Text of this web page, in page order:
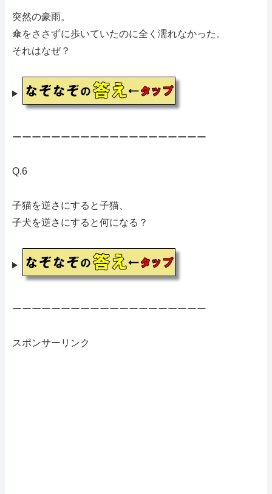
突然の豪雨。
傘をささずに歩いていたのに全く濡れなかった。
それはなぜ？
ーーーーーーーーーーーーーーーーーーーー
Q.6
子猫を逆さにすると子猫、
子犬を逆さにすると何になる？
ーーーーーーーーーーーーーーーーーーーー
スポンサーリンク